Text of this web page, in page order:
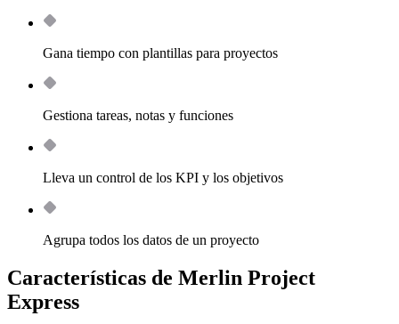
Gana tiempo con plantillas para proyectos
Gestiona tareas, notas y funciones
Lleva un control de los KPI y los objetivos
Agrupa todos los datos de un proyecto
Características de Merlin Project
Express